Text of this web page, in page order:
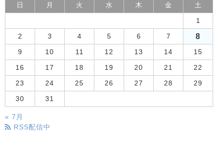
日 月 火 水 木 金 土
1
2 3 4 5 6 7 8
9 10 11 12 13 14 15
16 17 18 19 20 21 22
23 24 25 26 27 28 29
30 31
« 7月
RSS配信中